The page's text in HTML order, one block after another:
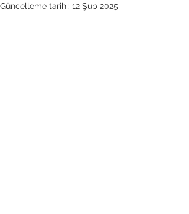
Güncelleme tarihi: 12 Şub 2025